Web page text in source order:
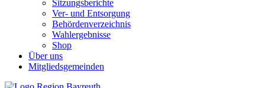
Sitzungsberichte
Ver- und Entsorgung
Behördenverzeichnis
Wahlergebnisse
Shop
Über uns
Mitgliedsgemeinden